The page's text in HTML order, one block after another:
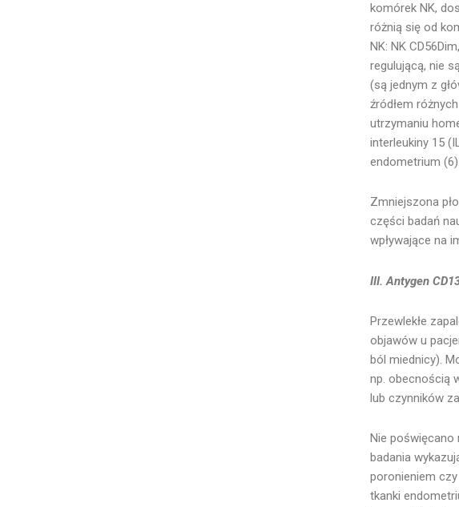
komórek NK,
różnią się od
NK: NK
regulującą, nie
(są jednym z
źródłem
utrzymaniu
interleukiny 15
endometrium (6).
Zmniejszona
części badań
wpływające na
III. Antygen
Przewlekłe
objawów u
ból miednicy).
np. obecnością
lub czynników
Nie poświęcano
badania
poronieniem
tkanki